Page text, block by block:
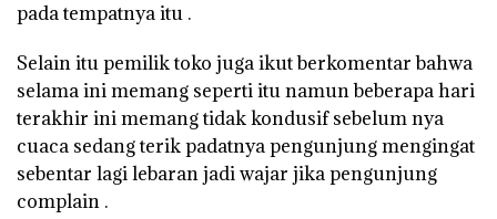
pada tempatnya itu .
Selain itu pemilik toko juga ikut berkomentar bahwa
selama ini memang seperti itu namun beberapa hari
terakhir ini memang tidak kondusif sebelum nya
cuaca sedang terik padatnya pengunjung mengingat
sebentar lagi lebaran jadi wajar jika pengunjung
complain .